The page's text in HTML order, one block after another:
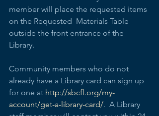
member will place the requested items
on the Requested  Materials Table
outside the front entrance of the
Library.
Community members who do not
already have a Library card can sign up
for one at http://sbcfl.org/my-
account/get-a-library-card/.  A Library